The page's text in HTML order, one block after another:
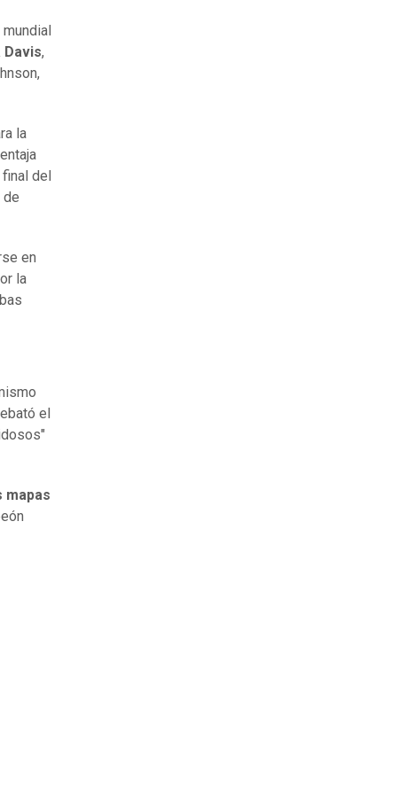
Davis,
la
del
de
en
la
el
mapas